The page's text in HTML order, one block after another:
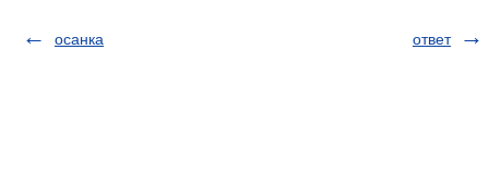
осанка ответ